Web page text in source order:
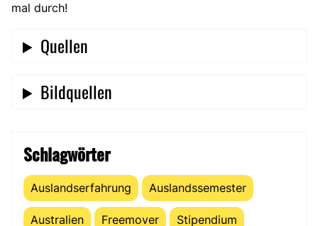
mal durch!
Quellen
Bildquellen
Schlagwörter
Auslandserfahrung Auslandssemester
Australien Freemover Stipendium